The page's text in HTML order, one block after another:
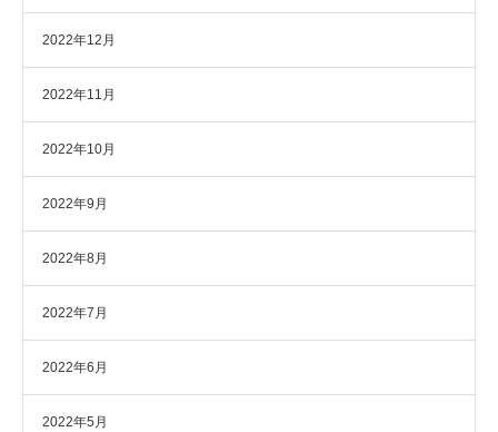
2022年12月
2022年11月
2022年10月
2022年9月
2022年8月
2022年7月
2022年6月
2022年5月